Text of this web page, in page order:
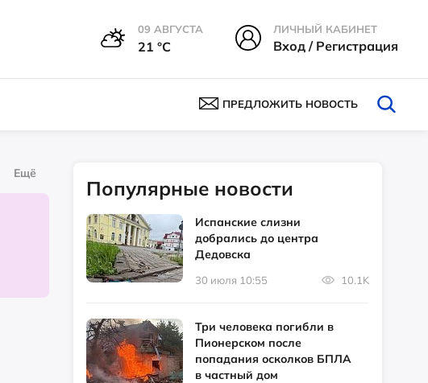
09 АВГУСТА
21 °С
ЛИЧНЫЙ КАБИНЕТ
Вход / Регистрация
ПРЕДЛОЖИТЬ НОВОСТЬ
Ещё
Популярные новости
Испанские слизни
добрались до центра
Дедовска
30 июля 10:55 10.1K
Три человека погибли в
Пионерском после
попадания осколков БПЛА
в частный дом